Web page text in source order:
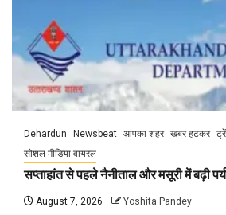
Dehardun Newsbeat आपका शहर खबर हटकर
सोशल मीडिया वायरल
सप्ताहांत से पहले नैनीताल और मसूरी में बढ़ी
August 7, 2026 Yoshita Pandey